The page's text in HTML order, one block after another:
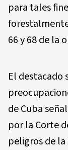
para tales
66 y 68 de la
El destacado
de Cuba
por la Corte
peligros de